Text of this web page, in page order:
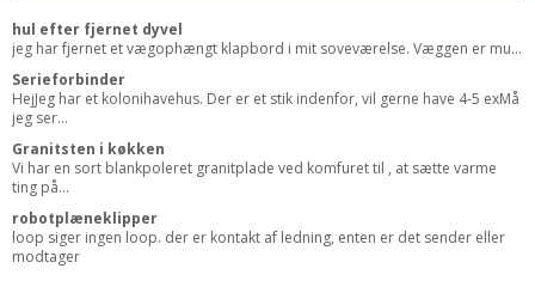
Pletleksikon
hul efter fjernet dyvel
jeg har fjernet et vægophængt klapbord i mit soveværelse. Væggen er mu...
Serieforbinder
HejJeg har et kolonihavehus. Der er et stik indenfor, vil gerne have 4-5 exMå
jeg ser...
Granitsten i køkken
Vi har en sort blankpoleret granitplade ved komfuret til , at sætte varme
ting på...
robotplæneklipper
loop siger ingen loop. der er kontakt af ledning, enten er det sender eller
modtager